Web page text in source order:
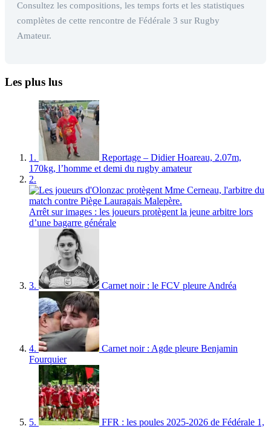
Consultez les compositions, les temps forts et les statistiques
complètes de cette rencontre de Fédérale 3 sur Rugby
Amateur.
Les plus lus
1.
Reportage – Didier Hoareau, 2.07m,
170kg, l’homme et demi du rugby amateur
2.
Arrêt sur images : les joueurs protègent la jeune arbitre lors
d’une bagarre générale
3. Carnet noir : le FCV pleure Andréa
4.
Carnet noir : Agde pleure Benjamin
Fourquier
5.
FFR : les poules 2025-2026 de Fédérale 1,